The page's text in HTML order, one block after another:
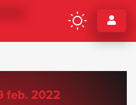
feb. 2022